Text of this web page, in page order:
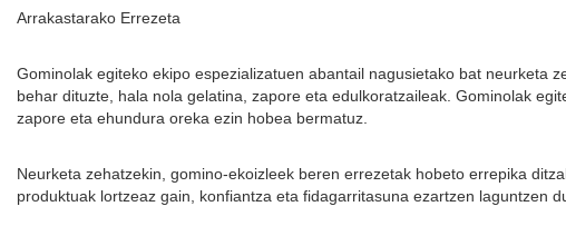
Arrakastarako Errezeta
Gominolak egiteko ekipo espezializatuen abantail nagusietako bat neurketa
behar dituzte, hala nola gelatina, zapore eta edulkoratzaileak. Gominolak
zapore eta ehundura oreka ezin hobea bermatuz.
Neurketa zehatzekin, gomino-ekoizleek beren errezetak hobeto errepika
produktuak lortzeaz gain, konfiantza eta fidagarritasuna ezartzen laguntzen